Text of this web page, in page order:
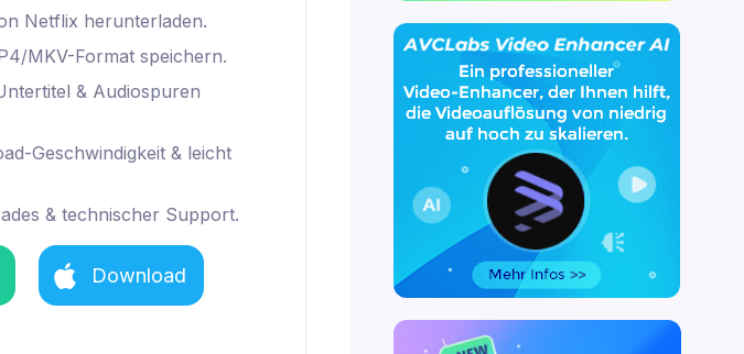
Netflix herunterladen.
MKV-Format speichern.
& Audiospuren
Geschwindigkeit & leicht
& technischer Support.
Download